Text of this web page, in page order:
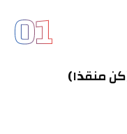
01
منقذا)